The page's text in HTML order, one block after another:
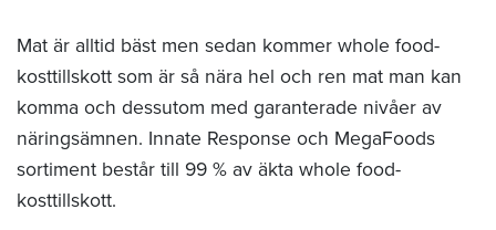
Mat är alltid bäst men sedan kommer whole food-
kosttillskott som är så nära hel och ren mat man kan
komma och dessutom med garanterade nivåer av
näringsämnen. Innate Response och MegaFoods
sortiment består till 99 % av äkta whole food-
kosttillskott.